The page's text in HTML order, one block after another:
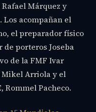
Márquez y
acompañan el
el preparador físico
de porteros Joseba
de la FMF Ivar
Mikel Arriola y el
Rommel Pacheco.